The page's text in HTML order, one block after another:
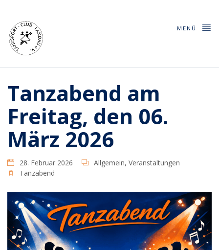
MENÜ
Tanzabend am
Freitag, den 06.
März 2026
28. Februar 2026 Allgemein, Veranstaltungen
Tanzabend